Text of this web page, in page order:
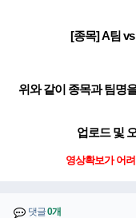
[종목] A팀 vs
위와 같이 종목과 팀명
업로드 및
영상확보가 어
댓글0개